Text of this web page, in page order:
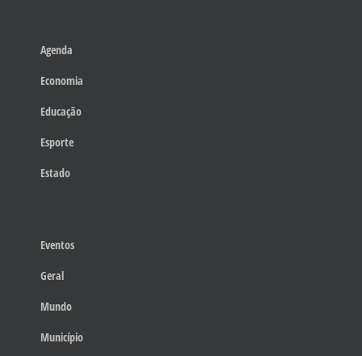
Agenda
Economia
Educação
Esporte
Estado
Eventos
Geral
Mundo
Município